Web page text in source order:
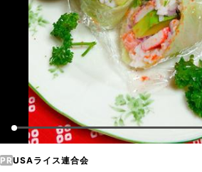
PRUSAライス連合会